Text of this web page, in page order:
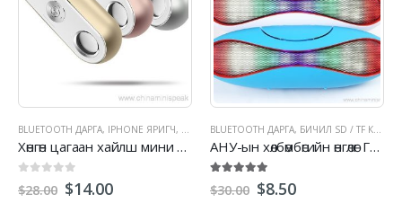
BLUETOOTH ДАРГА, IPHONE ЯРИГЧ, МИНИ ДАРГА,ГАДНА ЧАНГА ЯРИГЧ,СТЕРЕО
Хөнгөн цагаан хайлш мини Bluetooth яригч
$28.00 $14.00
BLUETOOTH ДАРГА, БИЧИЛ SD / TF КАРТ ЯРИГЧ
АНУ-ын хөлбөмбөгийн өнгөлөг Гар үнэ төлбөргүй Мини Bluetooth дарга
гарч 5
$30.00 $8.50